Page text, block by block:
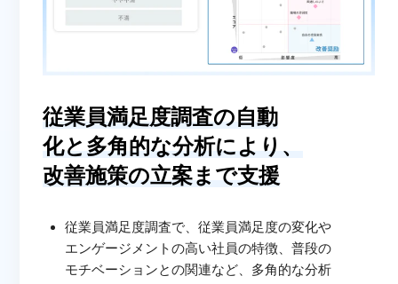
従業員満足度調査の自動
化と多角的な分析により、
改善施策の立案まで支援
従業員満足度調査で、従業員満足度の変化や
エンゲージメントの高い社員の特徴、普段の
モチベーションとの関連など、多角的な分析